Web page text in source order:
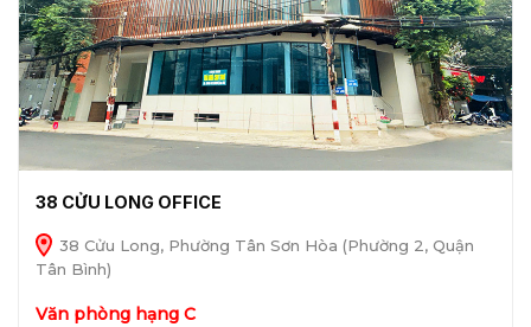
38 CỬU LONG OFFICE
38 Cửu Long, Phường Tân Sơn Hòa (Phường 2, Quận
Tân Bình)
Văn phòng hạng C